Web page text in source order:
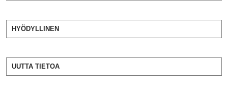
HYÖDYLLINEN
UUTTA TIETOA